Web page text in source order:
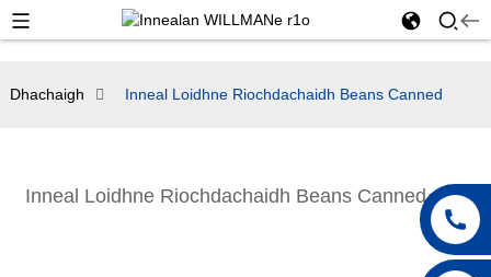
Dhachaigh Inneal Loidhne Riochdachaidh Beans Canned
Inneal Loidhne Riochdachaidh Beans Canned